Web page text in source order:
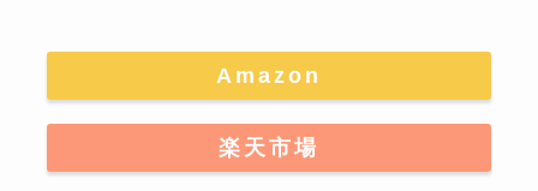
Amazon
楽天市場